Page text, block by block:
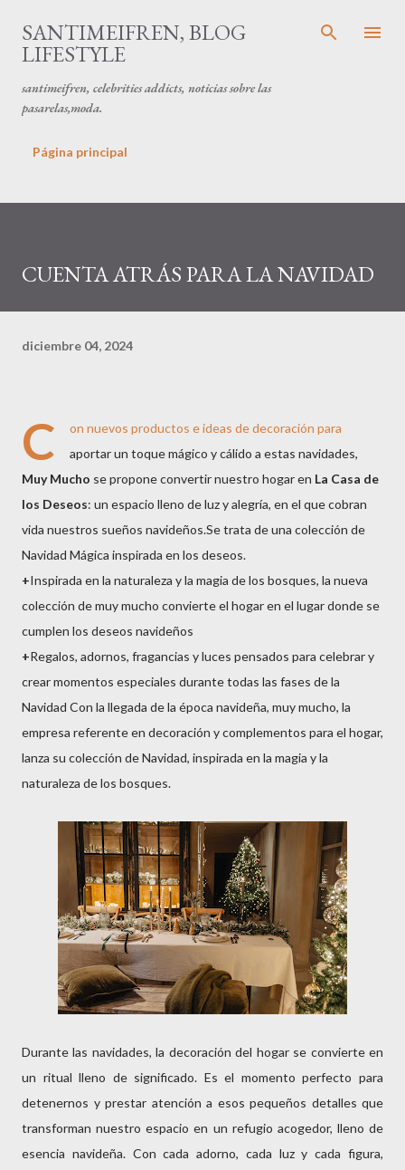
Ir al contenido principal
SANTIMEIFREN, BLOG
LIFESTYLE
santimeifren, celebrities addicts, noticias sobre las
pasarelas,moda.
Página principal
CUENTA ATRÁS PARA LA NAVIDAD
diciembre 04, 2024
C
on nuevos productos e ideas de decoración para
aportar un toque mágico y cálido a estas navidades,
Muy Mucho se propone convertir nuestro hogar en La Casa de
los Deseos: un espacio lleno de luz y alegría, en el que cobran
vida nuestros sueños navideños.Se trata de una colección de
Navidad Mágica inspirada en los deseos.
+Inspirada en la naturaleza y la magia de los bosques, la nueva
colección de muy mucho convierte el hogar en el lugar donde se
cumplen los deseos navideños
+Regalos, adornos, fragancias y luces pensados para celebrar y
crear momentos especiales durante todas las fases de la
Navidad Con la llegada de la época navideña, muy mucho, la
empresa referente en decoración y complementos para el hogar,
lanza su colección de Navidad, inspirada en la magia y la
naturaleza de los bosques.
Durante las navidades, la decoración del hogar se convierte en
un ritual lleno de significado. Es el momento perfecto para
detenernos y prestar atención a esos pequeños detalles que
transforman nuestro espacio en un refugio acogedor, lleno de
esencia navideña. Con cada adorno, cada luz y cada figura,